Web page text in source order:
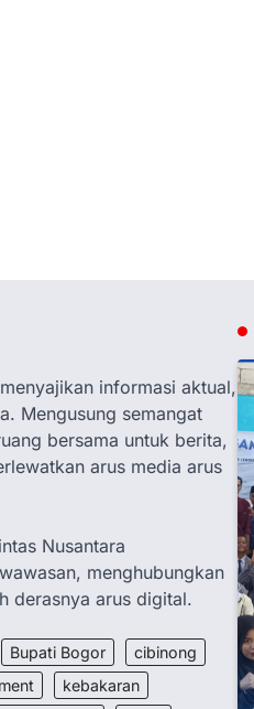
informasi aktual,
Mengusung semangat
bersama untuk berita,
arus media arus
Nusantara
menghubungkan
derasnya arus digital.
Bupati Bogor
cibinong
kebakaran